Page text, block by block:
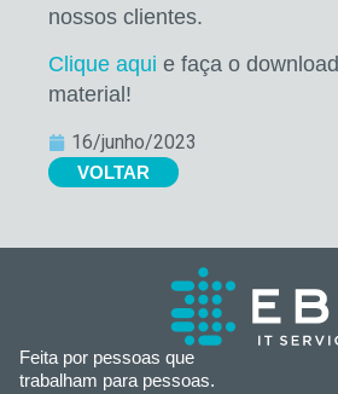
nossos clientes.
Clique aqui e faça o
material!
16/junho/2023
VOLTAR
Feita por pessoas que
trabalham para pessoas.